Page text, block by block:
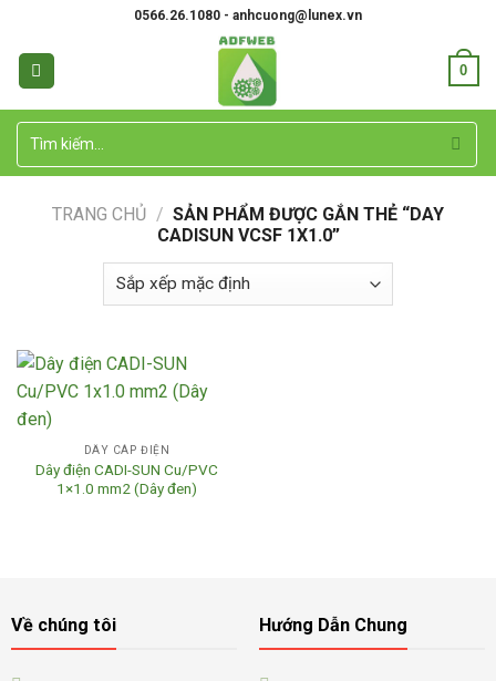
content
0566.26.1080 - anhcuong@lunex.vn
0
Tìm
TRANG CHỦ / SẢN PHẨM ĐƯỢC GẮN THẺ “DAY
CADISUN VCSF 1X1.0”
DÂY CÁP ĐIỆN
Dây điện CADI-SUN Cu/PVC
1×1.0 mm2 (Dây đen)
Về chúng tôi Hướng Dẫn Chung